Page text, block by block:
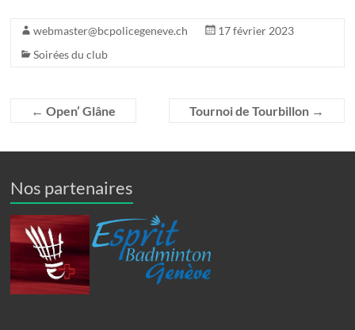
webmaster@bcpolicegeneve.ch
17 février 2023
Soirées du club
← Open’ Glâne Tournoi de Tourbillon →
Nos partenaires